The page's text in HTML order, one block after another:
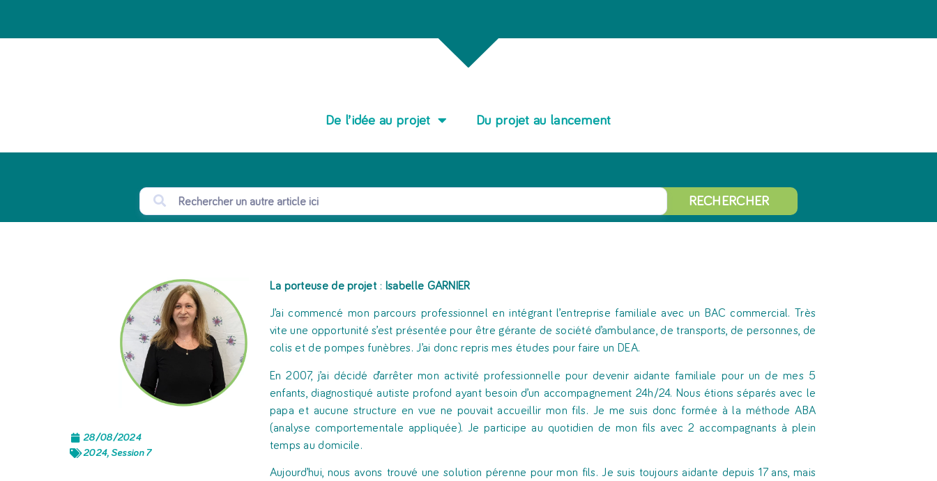
De l’idée au projet Du projet au lancement
RECHERCHER
28/08/2024
2024, Session 7
La porteuse de projet : Isabelle GARNIER
J’ai commencé mon parcours professionnel en intégrant l’entreprise familiale avec un BAC commercial. Très
vite une opportunité s’est présentée pour être gérante de société d’ambulance, de transports, de personnes, de
colis et de pompes funèbres. J’ai donc repris mes études pour faire un DEA.
En 2007, j’ai décidé d’arrêter mon activité professionnelle pour devenir aidante familiale pour un de mes 5
enfants, diagnostiqué autiste profond ayant besoin d’un accompagnement 24h/24. Nous étions séparés avec le
papa et aucune structure en vue ne pouvait accueillir mon fils. Je me suis donc formée à la méthode ABA
(analyse comportementale appliquée). Je participe au quotidien de mon fils avec 2 accompagnants à plein
temps au domicile.
Aujourd’hui, nous avons trouvé une solution pérenne pour mon fils. Je suis toujours aidante depuis 17 ans, mais